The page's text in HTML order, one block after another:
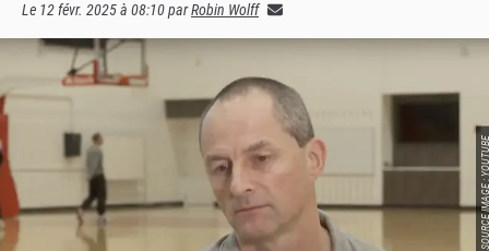
Le 12 févr. 2025 à 08:10parRobin Wolff
SOURCE